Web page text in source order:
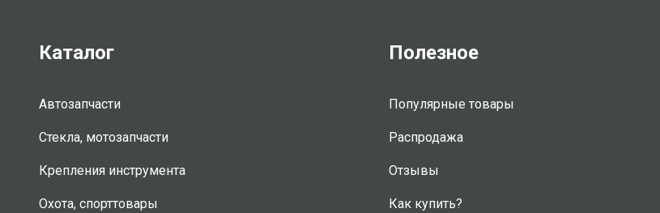
Каталог
Автозапчасти
Стекла, мотозапчасти
Крепления инструмента
Охота, спорттовары
Полезное
Популярные товары
Распродажа
Отзывы
Как купить?